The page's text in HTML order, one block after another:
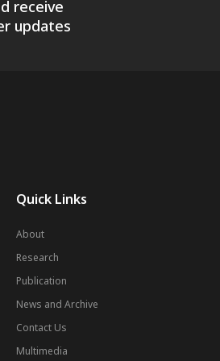
receive
updates
Quick Links
About
Research
Publication
News and Archive
Contact Us
Multimedia